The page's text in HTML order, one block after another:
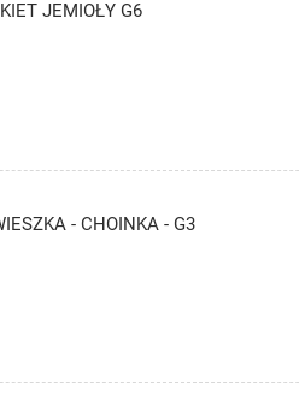
JEMIOŁY G6
- CHOINKA - G3